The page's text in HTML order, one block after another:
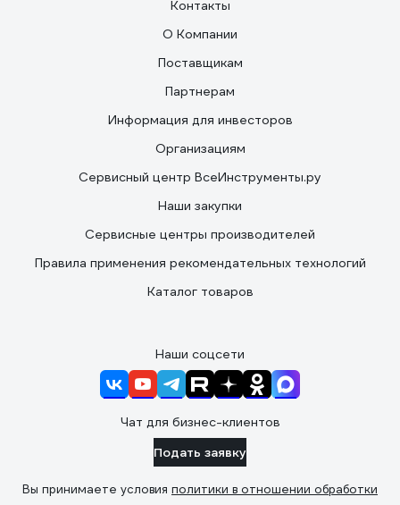
Контакты
О Компании
Поставщикам
Партнерам
Информация для инвесторов
Организациям
Сервисный центр ВсеИнструменты.ру
Наши закупки
Сервисные центры производителей
Правила применения рекомендательных технологий
Каталог товаров
Наши соцсети
Чат для бизнес-клиентов
Подать заявку
Вы принимаете условия политики в отношении обработки